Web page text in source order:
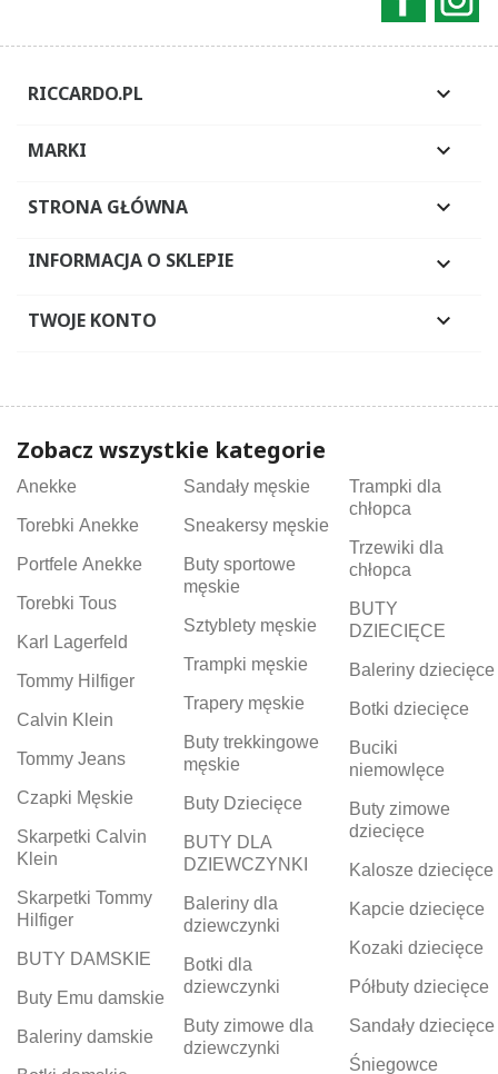
RICCARDO.PL 
MARKI 
STRONA GŁÓWNA 
INFORMACJA O SKLEPIE 
TWOJE KONTO 
Zobacz wszystkie kategorie
Anekke
Torebki Anekke
Portfele Anekke
Torebki Tous
Karl Lagerfeld
Tommy Hilfiger
Calvin Klein
Tommy Jeans
Czapki Męskie
Skarpetki Calvin
Klein
Skarpetki Tommy
Hilfiger
BUTY DAMSKIE
Buty Emu damskie
Baleriny damskie
Sandały męskie
Sneakersy męskie
Buty sportowe
męskie
Sztyblety męskie
Trampki męskie
Trapery męskie
Buty trekkingowe
męskie
Buty Dziecięce
BUTY DLA
DZIEWCZYNKI
Baleriny dla
dziewczynki
Botki dla
dziewczynki
Buty zimowe dla
dziewczynki
Trampki dla
chłopca
Trzewiki dla
chłopca
BUTY
DZIECIĘCE
Baleriny dziecięce
Botki dziecięce
Buciki
niemowlęce
Buty zimowe
dziecięce
Kalosze dziecięce
Kapcie dziecięce
Kozaki dziecięce
Półbuty dziecięce
Sandały dziecięce
Śniegowce